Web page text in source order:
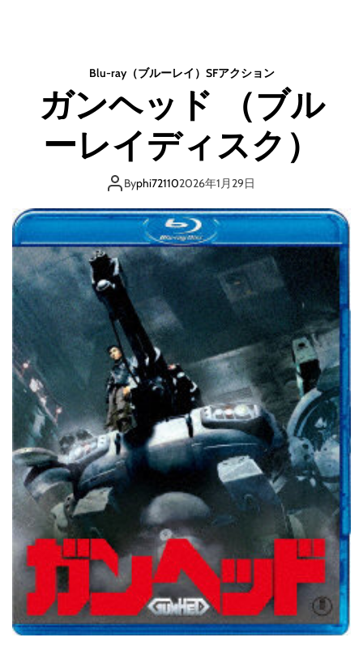
L
リ
ア
-
B
l
u
r
a
A
r
c
h
i
v
e
B
O
X
ブ
ー
レ
イ
デ
ィ
Blu-ray（ブルーレイ） SFアクション
ガンヘッド （ブル
ーレイディスク）
Byphi721102026年1月29日